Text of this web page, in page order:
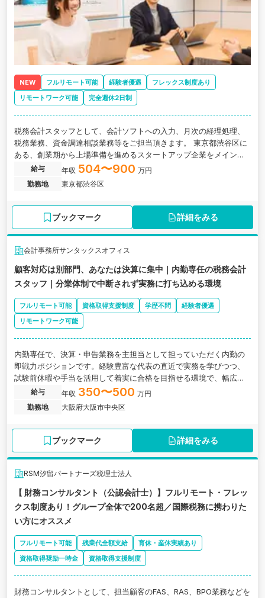
NEW フルリモート可能 経験者優遇
フレックス制度あり
リモートワーク可能
完全週休2日制
税務会計スタッフとして、会計ソフトへの入力、月次の経理処理、
税務業務、資金調達相談業務等をご担当頂きます。 東京都渋谷区に
ある、創業期から上場準備を進めるスタートアップ企業をメインク
ライアントとするコンサルティング会社の求人です。
給与 年収 504〜900 万円
勤務地
東京都渋谷区
ブックマーク 詳細をみる
会計事務所サンタックスオフィス
顧客対応は別部門、あなたは決算に集中｜内勤専任の税務会計
スタッフ｜分業体制で中断されず実務に打ち込める環境
フルリモート可能 資格取得支援制度 学歴不問
経験者優遇
リモートワーク可能
内勤専任で、決算・申告業務を主担当として担っていただく内勤の
即戦力ポジションです。経験豊富な代表の直近で実務を学びつつ、
試験前休暇や手当を活用して着実に合格を目指せる環境で、幅広い
実務をお任せします。
給与 年収 350〜500 万円
勤務地
大阪府大阪市中央区
ブックマーク 詳細をみる
RSM汐留パートナーズ税理士法人
【 財務コンサルタント（公認会計士）】フルリモート・フレッ
クス制度あり！グループ全体で200名超／国際税務に携わりた
い方にオススメ
フルリモート可能 残業代全額支給
育休・産休実績あり
資格取得奨励一時金
資格取得支援制度
財務コンサルタントとして、担当顧客のFAS、RAS、BPO業務などを